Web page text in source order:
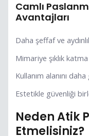
Camlı
Avantajları
Daha şeffaf ve
Mimariye şıklık katma
Kullanım alanını
Estetikle güvenliği
Neden Atik
Etmelisiniz?